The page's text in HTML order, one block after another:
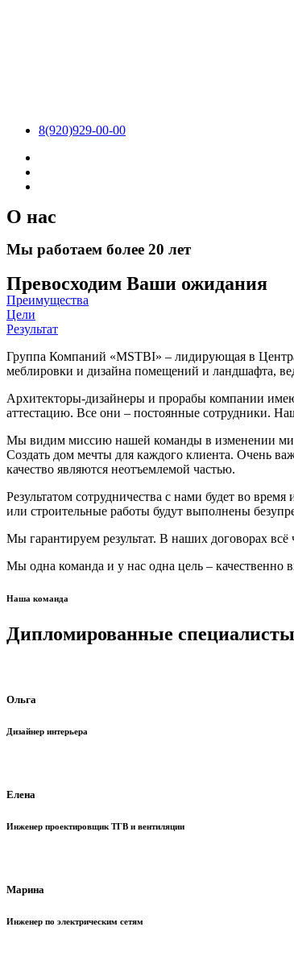
8(920)929-00-00
О нас
Мы работаем более 20 лет
Превосходим Ваши ожидания
Преимущества
Цели
Результат
Группа Компаний «MSTBI» – лидирующая в
меблировки и дизайна помещений и ландшафта,
Архитекторы-дизайнеры и прорабы компании
аттестацию. Все они – постоянные сотрудники.
Мы видим миссию нашей команды в изменении
Создать дом мечты для каждого клиента. Очень
качество являются неотъемлемой частью.
Результатом сотрудничества с нами будет во
или строительные работы будут выполнены
Мы гарантируем результат. В наших договорах
Мы одна команда и у нас одна цель – качественно
Наша команда
Дипломированные специалисты
Ольга
Дизайнер интерьера
Елена
Инженер проектировщик ТГВ и вентиляции
Марина
Инженер по электрическим сетям